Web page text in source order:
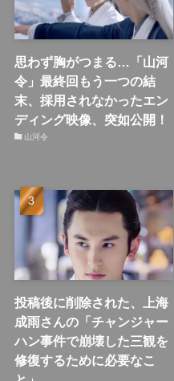
思わず胸がつまる…「山河
令」最終回もう一つの結
末、採用されなかったエン
ディング映像、突如公開！
山河令
投稿後に削除された、上海
成雨さんの「チャンジャー
ハン事件で崩壊した三観を
修復するために必要なこ